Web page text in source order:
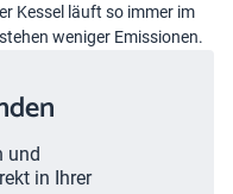
Kessel läuft so immer im
weniger Emissionen.
und
in Ihrer